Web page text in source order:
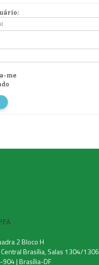
me
2 Bloco H
Brasília, Salas 1304/1306
| Brasília-DF